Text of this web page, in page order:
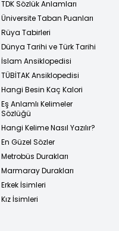
TDK Sözlük Anlamları
Üniversite Taban Puanları
Rüya Tabirleri
Dünya Tarihi ve Türk Tarihi
İslam Ansiklopedisi
TÜBİTAK Ansiklopedisi
Hangi Besin Kaç Kalori
Eş Anlamlı Kelimeler
Sözlüğü
Hangi Kelime Nasıl Yazılır?
En Güzel Sözler
Metrobüs Durakları
Marmaray Durakları
Erkek İsimleri
Kız İsimleri